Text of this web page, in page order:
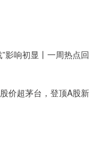
影响初显丨一周热点回
价超茅台，登顶A股新